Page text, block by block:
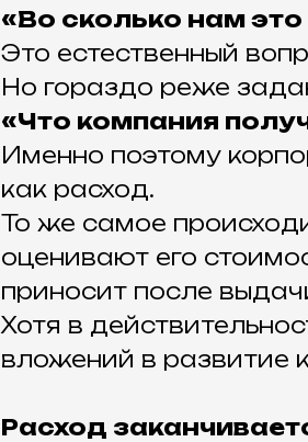
«Во сколько нам
Это естественный
Но гораздо реже
«Что компания
Именно поэтому
как расход.
То же самое
оценивают его
приносит после
Хотя в
вложений в развитие
Расход